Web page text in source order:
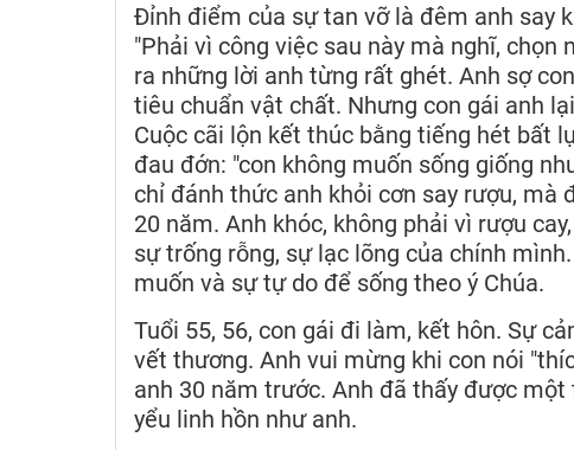
Đỉnh điểm của sự tan vỡ là đêm anh say
"Phải vì công việc sau này mà nghĩ,
ra những lời anh từng rất ghét. Anh sợ
tiêu chuẩn vật chất. Nhưng con gái anh
Cuộc cãi lộn kết thúc bằng tiếng hét bất
đau đớn: "con không muốn sống giống
chỉ đánh thức anh khỏi cơn say rượu, mà
20 năm. Anh khóc, không phải vì rượu
sự trống rỗng, sự lạc lõng của chính
muốn và sự tự do để sống theo ý Chúa.
Tuổi 55, 56, con gái đi làm, kết hôn. Sự
vết thương. Anh vui mừng khi con nói
anh 30 năm trước. Anh đã thấy được
yểu linh hồn như anh.